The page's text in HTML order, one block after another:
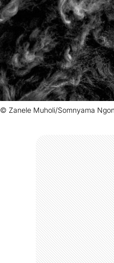
© Zanele Muholi/Somnyama